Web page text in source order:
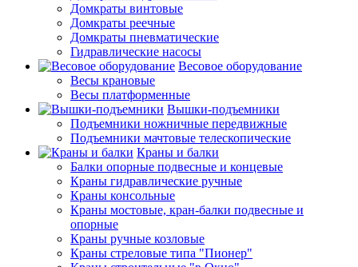
Домкраты винтовые
Домкраты реечные
Домкраты пневматические
Гидравлические насосы
Весовое оборудование
Весы крановые
Весы платформенные
Вышки-подъемники
Подъемники ножничные передвижные
Подъемники мачтовые телескопические
Краны и балки
Балки опорные подвесные и концевые
Краны гидравлические ручные
Краны консольные
Краны мостовые, кран-балки подвесные и
опорные
Краны ручные козловые
Краны стреловые типа "Пионер"